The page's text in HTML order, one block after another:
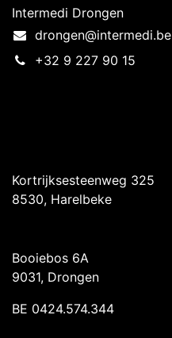
Intermedi Drongen
drongen@intermedi.be
+32 9 227 90 15
Kortrijksesteenweg 325
8530, Harelbeke
Booiebos 6A
9031, Drongen
BE 0424.574.344